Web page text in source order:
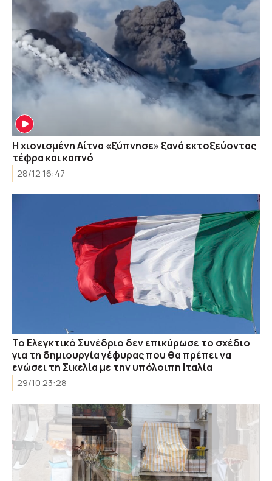
Η χιονισμένη Αίτνα «ξύπνησε» ξανά εκτοξεύοντας
τέφρα και καπνό
28/12 16:47
Το Ελεγκτικό Συνέδριο δεν επικύρωσε το σχέδιο
για τη δημιουργία γέφυρας που θα πρέπει να
ενώσει τη Σικελία με την υπόλοιπη Ιταλία
29/10 23:28